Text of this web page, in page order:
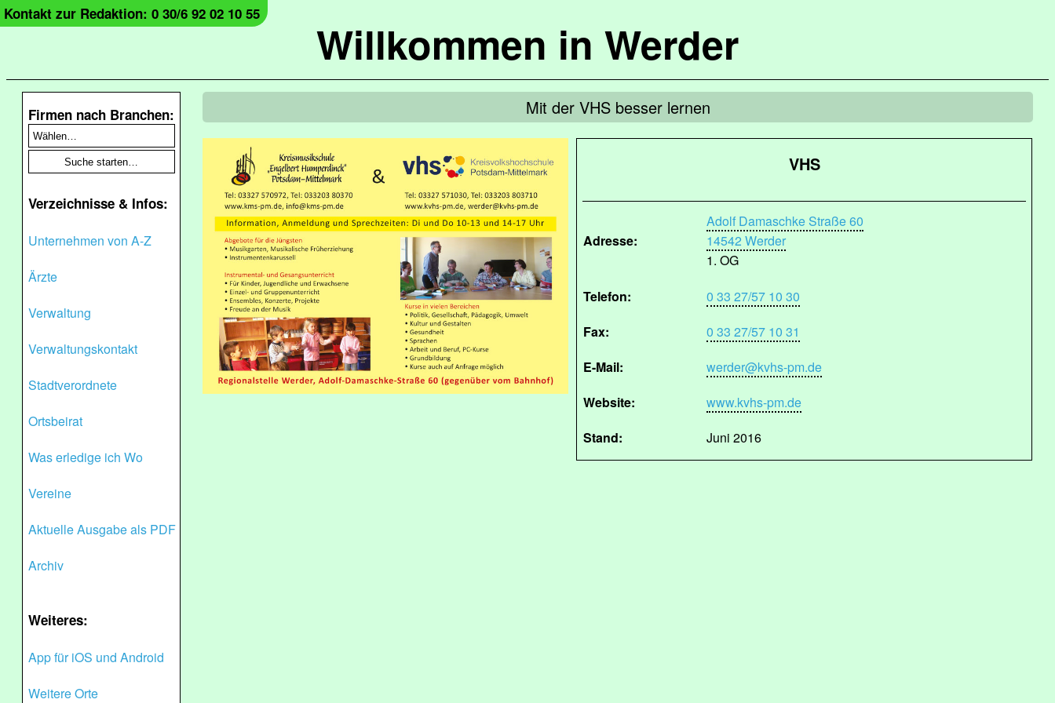
Willkommen in Werder
Kontakt zur Redaktion: 0 30/6 92 02 10 55
Firmen nach Branchen:
Verzeichnisse & Infos:
Unternehmen von A-Z
Ärzte
Verwaltung
Verwaltungskontakt
Stadtverordnete
Ortsbeirat
Was erledige ich Wo
Vereine
Aktuelle Ausgabe als PDF
Archiv
Weiteres:
App für iOS und Android
Weitere Orte
Mit der VHS besser lernen
VHS
Adresse:
Adolf Damaschke Straße 60
14542 Werder
1. OG
Telefon:
0 33 27/57 10 30
Fax:
0 33 27/57 10 31
E-Mail:
werder@kvhs-pm.de
Website:
www.kvhs-pm.de
Stand:
Juni 2016